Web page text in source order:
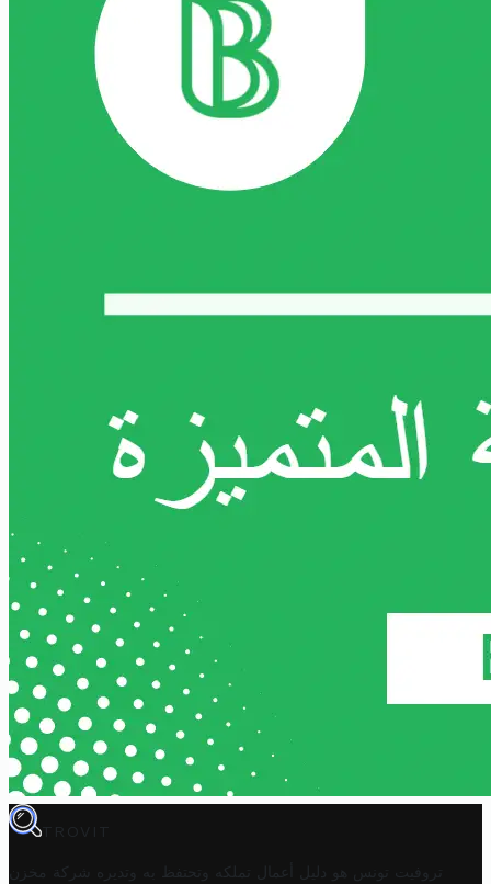
TROVIT
تروفيت تونس هو دليل أعمال تملكه وتحتفظ به وتديره
شركة مخزن